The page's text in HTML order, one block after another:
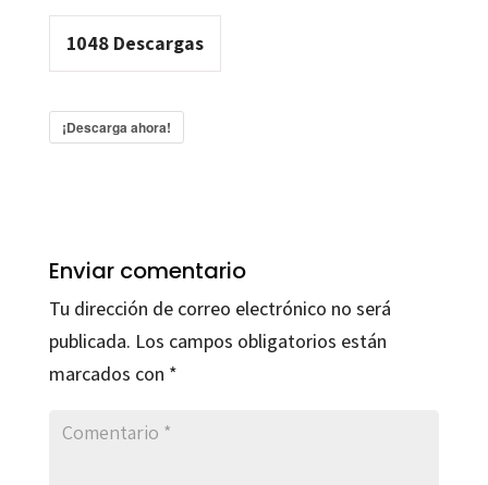
1048Descargas
¡Descarga ahora!
Enviar comentario
Tu dirección de correo electrónico no será
publicada. Los campos obligatorios están
marcados con *